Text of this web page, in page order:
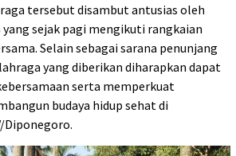
tersebut disambut antusias oleh
sejak pagi mengikuti rangkaian
Selain sebagai sarana penunjang
yang diberikan diharapkan dapat
serta memperkuat
budaya hidup sehat di
Diponegoro.